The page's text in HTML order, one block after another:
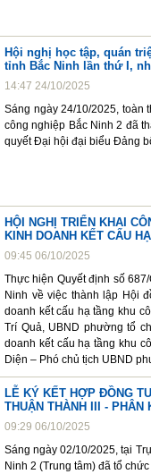
Hội nghị học tập, quán
tỉnh Bắc Ninh lần thứ I,
14:47 24/10/2025
Sáng ngày 24/10/2025, toàn
công nghiệp Bắc Ninh 2 đã
quyết Đại hội đại biểu Đảng
HỘI NGHỊ TRIỂN KHAI
KINH DOANH KẾT CẤU
09:45 06/10/2025
Thực hiện Quyết định số
Ninh về việc thành lập Hội
doanh kết cấu hạ tầng khu
Trí Quả, UBND phường tổ
doanh kết cấu hạ tầng khu
Diện – Phó chủ tịch UBND
LỄ KÝ KẾT HỢP ĐỒNG
THUẬN THÀNH III - PHÂN
09:29 06/10/2025
Sáng ngày 02/10/2025, tại
Ninh 2 (Trung tâm) đã tổ